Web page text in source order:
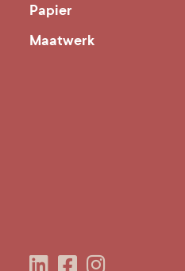
Papier
Maatwerk